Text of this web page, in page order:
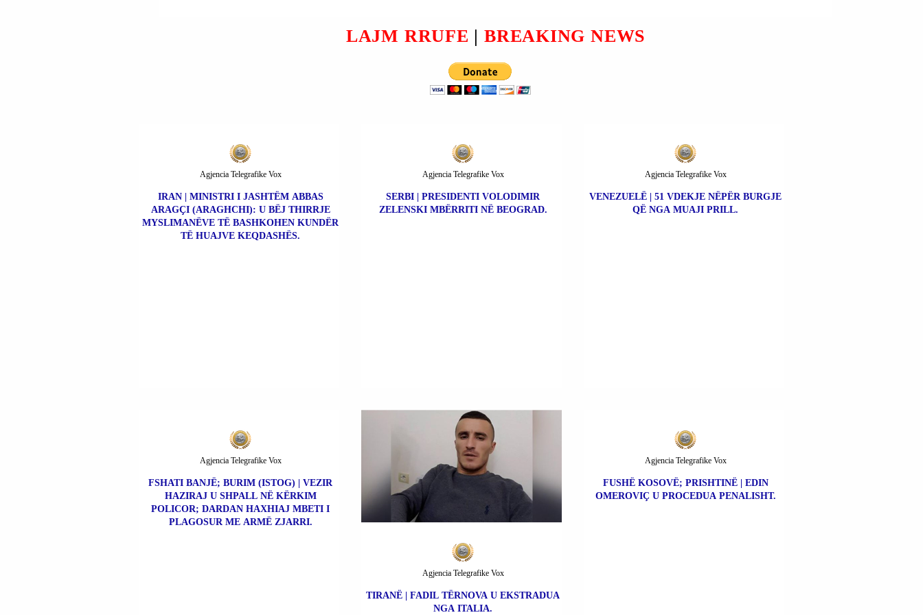
TË GJETUR KOMPROMISE
LAJM RRUFE | BREAKING NEWS
IRAN | MINISTRI I JASHTËM ABBAS
ARAGÇI (ARAGHCHI): U BËJ THIRRJE
MYSLIMANËVE TË BASHKOHEN KUNDËR
TË HUAJVE KEQDASHËS.
Agjencia Telegrafike Vox
SERBI | PRESIDENTI VOLODIMIR
ZELENSKI MBËRRITI NË BEOGRAD.
Agjencia Telegrafike Vox
VENEZUELË | 51 VDEKJE NËPËR BURGJE
QË NGA MUAJI PRILL.
Agjencia Telegrafike Vox
FSHATI BANJË; BURIM (ISTOG) | VEZIR
HAZIRAJ U SHPALL NË KËRKIM
POLICOR; DARDAN HAXHIAJ MBETI I
PLAGOSUR ME ARMË ZJARRI.
Agjencia Telegrafike Vox
TIRANË | FADIL TËRNOVA U EKSTRADUA
NGA ITALIA.
Agjencia Telegrafike Vox
FUSHË KOSOVË; PRISHTINË | EDIN
OMEROVIÇ U PROCEDUA PENALISHT.
Agjencia Telegrafike Vox